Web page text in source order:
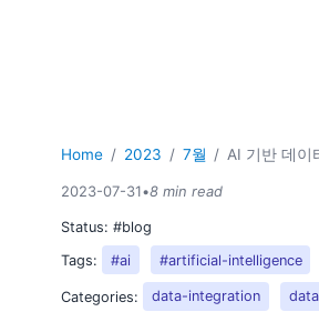
Home 2023 7월 AI 기반 데이
2023-07-31•8 min read
Status:#blog
Tags:
#ai #artificial-intelligence
Categories: data-integration